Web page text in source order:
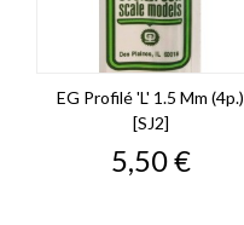
EG Profilé 'L' 1.5 Mm (4p.)
[SJ2]
Prix
5,50 €